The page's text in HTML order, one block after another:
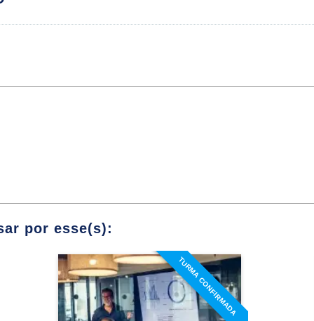
ESTRATÉGICO
Módulos
por esse(s):
TURMA CONFIRMADA
Especialização em
Controladoria e Finanças
Detalhes do curso